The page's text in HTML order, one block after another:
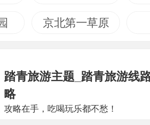
京北第一草原
踏青旅游主题_踏青旅游线
略
攻略在手，吃喝玩乐都不愁！